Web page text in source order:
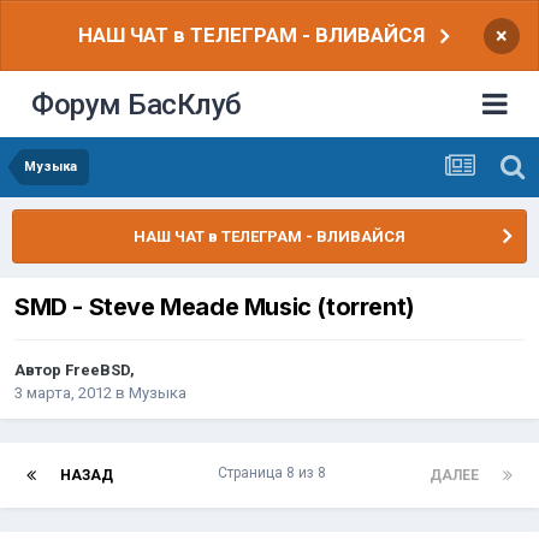
НАШ ЧАТ в ТЕЛЕГРАМ - ВЛИВАЙСЯ ×
Форум БасКлуб
Музыка
НАШ ЧАТ в ТЕЛЕГРАМ - ВЛИВАЙСЯ
SMD - Steve Meade Music (torrent)
Автор FreeBSD,
3 марта, 2012 в Музыка
НАЗАД ДАЛЕЕ
Страница 8 из 8